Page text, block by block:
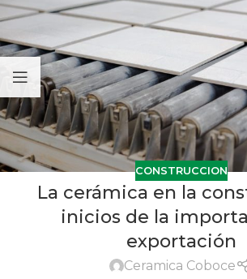
CONSTRUCCION
La cerámica en la
inicios de la
exportación
Ceramica Coboce